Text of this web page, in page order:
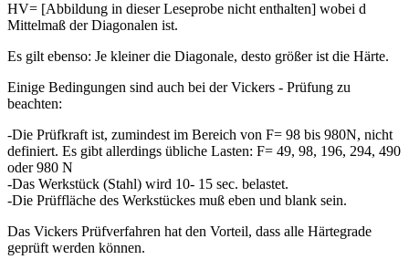
HV= [Abbildung in dieser Leseprobe nicht enthalten] wobei d
Mittelmaß der Diagonalen ist.
Es gilt ebenso: Je kleiner die Diagonale, desto größer ist die Härte.
Einige Bedingungen sind auch bei der Vickers - Prüfung zu
beachten:
-Die Prüfkraft ist, zumindest im Bereich von F= 98 bis 980N, nicht
definiert. Es gibt allerdings übliche Lasten: F= 49, 98, 196, 294, 490
oder 980 N
-Das Werkstück (Stahl) wird 10- 15 sec. belastet.
-Die Prüffläche des Werkstückes muß eben und blank sein.
Das Vickers Prüfverfahren hat den Vorteil, dass alle Härtegrade
geprüft werden können.